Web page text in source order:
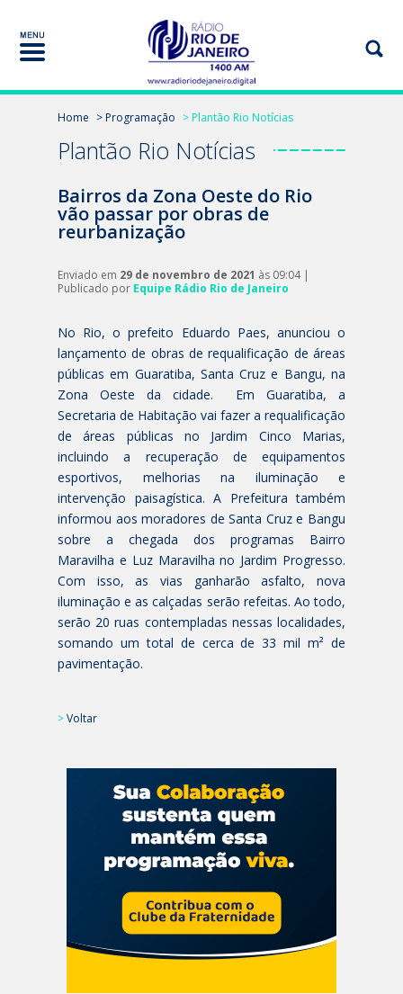
Home > Programação > Plantão Rio Notícias
Plantão Rio Notícias
Bairros da Zona Oeste do Rio
vão passar por obras de
reurbanização
Enviado em 29 de novembro de 2021 às 09:04 |
Publicado por Equipe Rádio Rio de Janeiro
No Rio, o prefeito Eduardo Paes, anunciou o
lançamento de obras de requalificação de áreas
públicas em Guaratiba, Santa Cruz e Bangu, na
Zona Oeste da cidade. Em Guaratiba, a
Secretaria de Habitação vai fazer a requalificação
de áreas públicas no Jardim Cinco Marias,
incluindo a recuperação de equipamentos
esportivos, melhorias na iluminação e
intervenção paisagística. A Prefeitura também
informou aos moradores de Santa Cruz e Bangu
sobre a chegada dos programas Bairro
Maravilha e Luz Maravilha no Jardim Progresso.
Com isso, as vias ganharão asfalto, nova
iluminação e as calçadas serão refeitas. Ao todo,
serão 20 ruas contempladas nessas localidades,
somando um total de cerca de 33 mil m² de
pavimentação.
>Voltar